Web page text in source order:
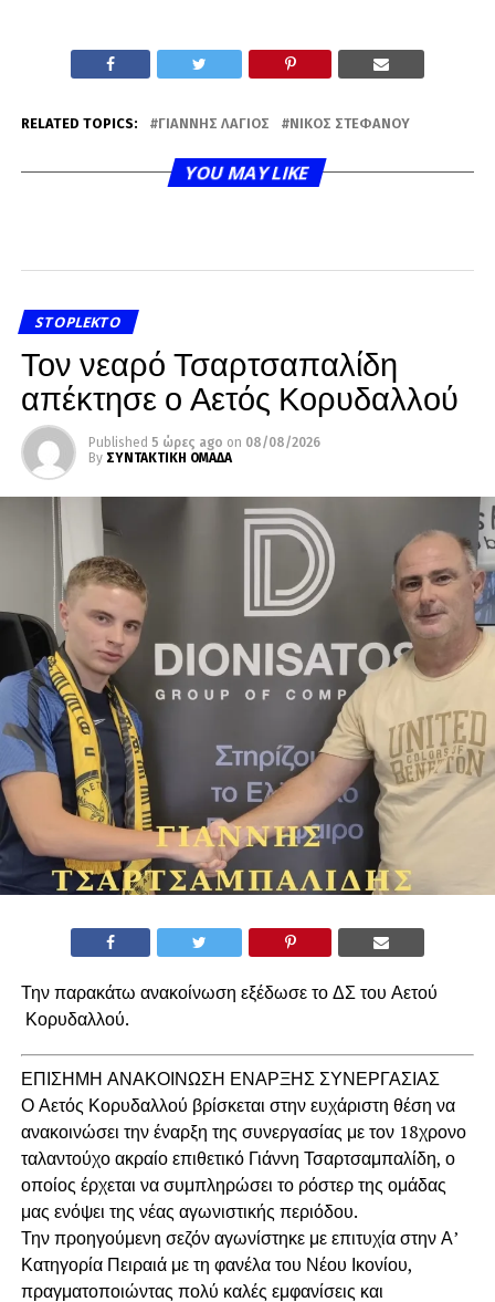
RELATED TOPICS: ΓΙΆΝΝΗΣ ΛΆΓΙΟΣ ΝΊΚΟΣ ΣΤΕΦΆΝΟΥ
YOU MAY LIKE
STOPLEKTO
Τον νεαρό Τσαρτσαπαλίδη
απέκτησε ο Αετός Κορυδαλλού
Published 5 ώρες ago on 08/08/2026
By ΣΥΝΤΑΚΤΙΚΗ ΟΜΑΔΑ
Την παρακάτω ανακοίνωση εξέδωσε το ΔΣ του Αετού
Κορυδαλλού.
ΕΠΙΣΗΜΗ ΑΝΑΚΟΙΝΩΣΗ ΕΝΑΡΞΗΣ ΣΥΝΕΡΓΑΣΙΑΣ
Ο Αετός Κορυδαλλού βρίσκεται στην ευχάριστη θέση να
ανακοινώσει την έναρξη της συνεργασίας με τον 18χρονο
ταλαντούχο ακραίο επιθετικό Γιάννη Τσαρτσαμπαλίδη, ο
οποίος έρχεται να συμπληρώσει το ρόστερ της ομάδας
μας ενόψει της νέας αγωνιστικής περιόδου.
Την προηγούμενη σεζόν αγωνίστηκε με επιτυχία στην Α’
Κατηγορία Πειραιά με τη φανέλα του Νέου Ικονίου,
πραγματοποιώντας πολύ καλές εμφανίσεις και